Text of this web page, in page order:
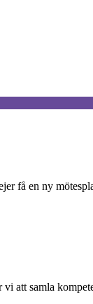
få en ny
att samla